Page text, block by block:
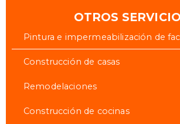
OTROS
Pintura e impermeabilización de
Construcción de casas
Remodelaciones
Construcción de cocinas